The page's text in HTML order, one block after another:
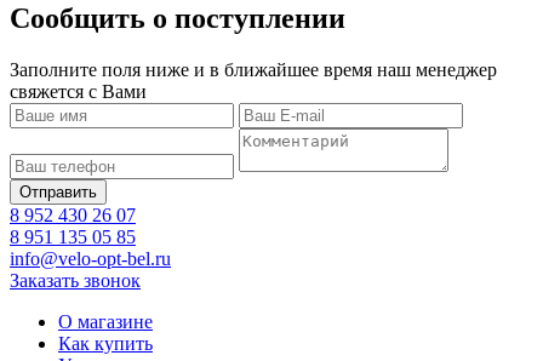
Сообщить о поступлении
Заполните поля ниже и в ближайшее время наш менеджер
свяжется с Вами
8 952 430 26 07
8 951 135 05 85
info@velo-opt-bel.ru
Заказать звонок
О магазине
Как купить